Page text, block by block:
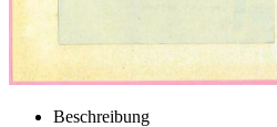
Beschreibung